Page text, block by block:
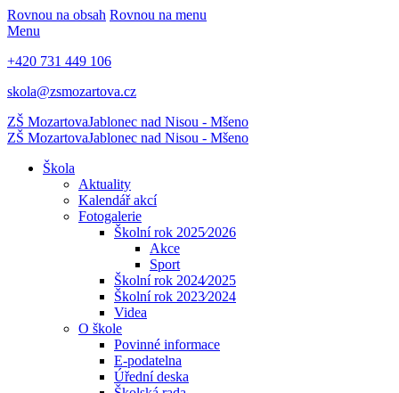
Rovnou na obsah Rovnou na menu
Menu
+420 731 449 106
skola@zsmozartova.cz
ZŠ MozartovaJablonec nad Nisou - Mšeno
ZŠ MozartovaJablonec nad Nisou - Mšeno
Škola
Aktuality
Kalendář akcí
Fotogalerie
Školní rok 2025⁄2026
Akce
Sport
Školní rok 2024⁄2025
Školní rok 2023⁄2024
Videa
O škole
Povinné informace
E-podatelna
Úřední deska